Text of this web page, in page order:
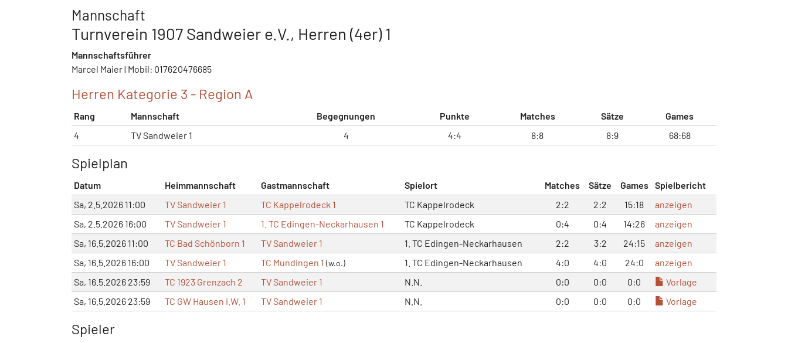
Mannschaft
Turnverein 1907 Sandweier e.V., Herren (4er) 1
Mannschaftsführer
Marcel Maier | Mobil: 017620476685
Herren Kategorie 3 - Region A
Rang Mannschaft Begegnungen Punkte Matches Sätze
Games
4
TV Sandweier 1 4 4:4 8:8 8:9 68:68
Spielplan
Datum Heimmannschaft Gastmannschaft Spielort Matches Sätze Games
Spielbericht
Sa, 2.5.2026 11:00
TV Sandweier 1 TC Kappelrodeck 1 TC Kappelrodeck 2:2 2:2 15:18
anzeigen
Sa, 2.5.2026 16:00
TV Sandweier 1 1. TC Edingen-Neckarhausen 1 TC Kappelrodeck 0:4 0:4 14:26
anzeigen
Sa, 16.5.2026 11:00
TC Bad Schönborn 1 TV Sandweier 1 1. TC Edingen-Neckarhausen 2:2 3:2 24:15
anzeigen
Sa, 16.5.2026 16:00
TV Sandweier 1 TC Mundingen 1 (w.o.) 1. TC Edingen-Neckarhausen 4:0 4:0 24:0
anzeigen
Sa, 16.5.2026 23:59
TC 1923 Grenzach 2 TV Sandweier 1 N.N. 0:0 0:0 0:0
Vorlage
Sa, 16.5.2026 23:59
TC GW Hausen i.W. 1 TV Sandweier 1 N.N. 0:0 0:0 0:0 Vorlage
Spieler